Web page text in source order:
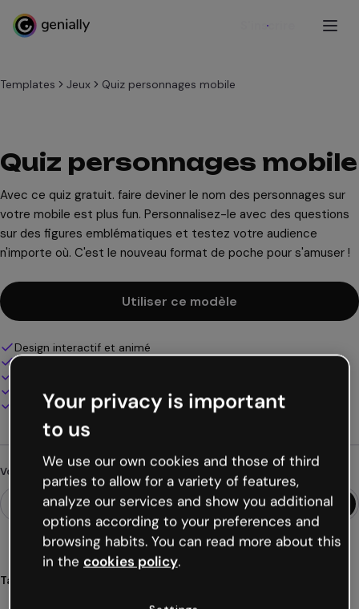
S'inscrire
Templates Jeux Quiz personnages mobile
Quiz personnages mobile
Avec ce quiz gratuit. faire deviner le nom des personnages sur
votre mobile est plus fun. Personnalisez-le avec des questions
sur des figures emblématiques et testez votre audience
n'importe où. C'est le nouveau format de poche pour s'amuser !
Utiliser ce modèle
Design interactif et animé
100% personnalisable
Présentez, partagez ou publiez en ligne
Téléchargez en PDF, MP4 et autres formats
Vous cherchez autre chose ?
Tags
Your privacy is important
to us
We use our own cookies and those of third
parties to allow for a variety of features,
analyze our services and show you additional
options according to your preferences and
browsing habits. You can read more about this
in the cookies policy.